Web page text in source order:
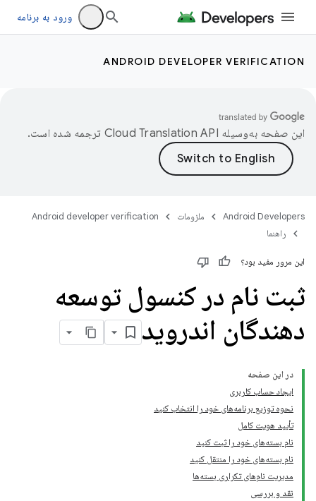
ورود به برنامه
ANDROID DEVELOPER VERIFICATION
این صفحه به‌وسیله ترجمه شده است.
Android Developers ملزومات
Android developer verification
راهنما
این مرور مفید بود؟
ثبت نام در کنسول توسعه
دهندگان اندروید
در این صفحه
ایجاد حساب کاربری
نحوه توزیع برنامه‌های خود را انتخاب کنید
تأیید هویت کامل
نام بسته‌های خود را ثبت کنید
نام بسته‌های خود را منتقل کنید
مدیریت نام‌های تکراری بسته‌ها
نقد و بررسی